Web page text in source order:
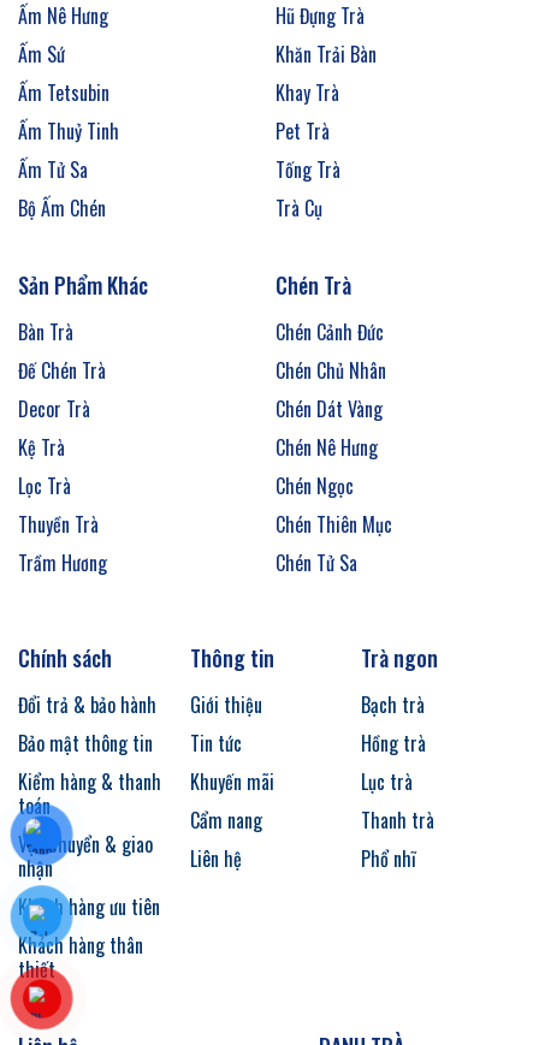
Ấm Nê Hưng
Ấm Sứ
Ấm Tetsubin
Ấm Thuỷ Tinh
Ấm Tử Sa
Bộ Ấm Chén
Hũ Đựng Trà
Khăn Trải Bàn
Khay Trà
Pet Trà
Tống Trà
Trà Cụ
Sản Phẩm Khác
Bàn Trà
Đế Chén Trà
Decor Trà
Kệ Trà
Lọc Trà
Thuyền Trà
Trầm Hương
Chén Trà
Chén Cảnh Đức
Chén Chủ Nhân
Chén Dát Vàng
Chén Nê Hưng
Chén Ngọc
Chén Thiên Mục
Chén Tử Sa
Chính sách
Đổi trả & bảo hành
Bảo mật thông tin
Kiểm hàng & thanh
toán
Vận chuyển & giao
nhận
Khách hàng ưu tiên
Khách hàng thân
thiết
Thông tin
Giới thiệu
Tin tức
Khuyến mãi
Cẩm nang
Liên hệ
Trà ngon
Bạch trà
Hồng trà
Lục trà
Thanh trà
Phổ nhĩ